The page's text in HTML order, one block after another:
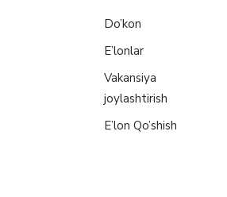
Do’kon
E’lonlar
Vakansiya
joylashtirish
E’lon Qo’shish